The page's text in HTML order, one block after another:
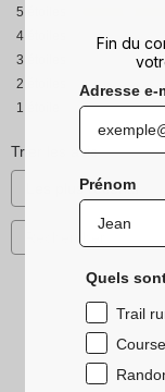
5
4
3
2
1
Trier les avis
Fin du
Adresse e-
Prénom
Quels
Trail